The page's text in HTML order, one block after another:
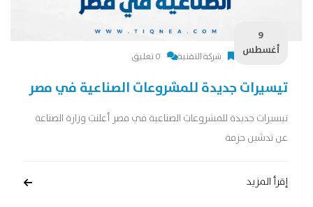
9
أغسطس
شركة التقنية 0 تعليق
تيسيرات جديدة للمشروعات الصناعية في مصر
تيسيرات جديدة للمشروعات الصناعية في مصر أعلنت وزارة الصناعة
عن تدشين حزمة
إقرأ المزيد